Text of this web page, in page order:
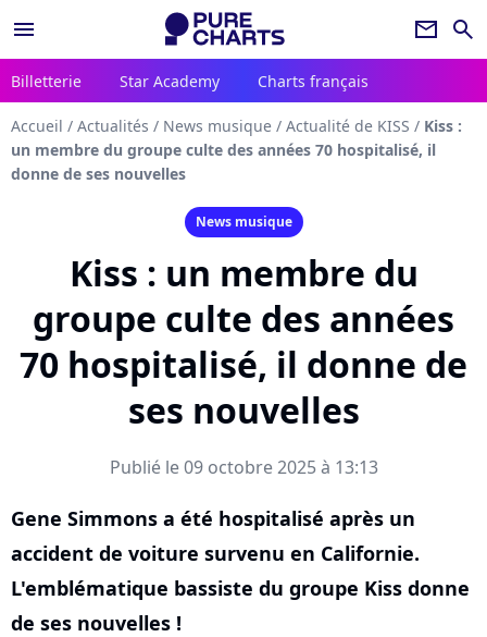
menu newsletter search
Billetterie Star Academy Charts français
Accueil / Actualités / News musique / Actualité de KISS / Kiss :
un membre du groupe culte des années 70 hospitalisé, il
donne de ses nouvelles
News musique
Kiss : un membre du
groupe culte des années
70 hospitalisé, il donne de
ses nouvelles
Publié le 09 octobre 2025 à 13:13
Gene Simmons a été hospitalisé après un
accident de voiture survenu en Californie.
L'emblématique bassiste du groupe Kiss donne
de ses nouvelles !